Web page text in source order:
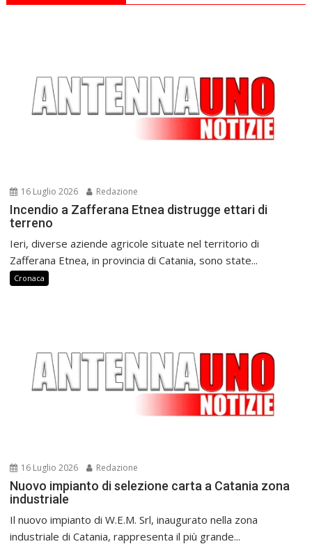
16 Luglio 2026 Redazione
Incendio a Zafferana Etnea distrugge ettari di
terreno
Ieri, diverse aziende agricole situate nel territorio di
Zafferana Etnea, in provincia di Catania, sono state...
Cronaca
16 Luglio 2026 Redazione
Nuovo impianto di selezione carta a Catania zona
industriale
Il nuovo impianto di W.E.M. Srl, inaugurato nella zona
industriale di Catania, rappresenta il più grande...